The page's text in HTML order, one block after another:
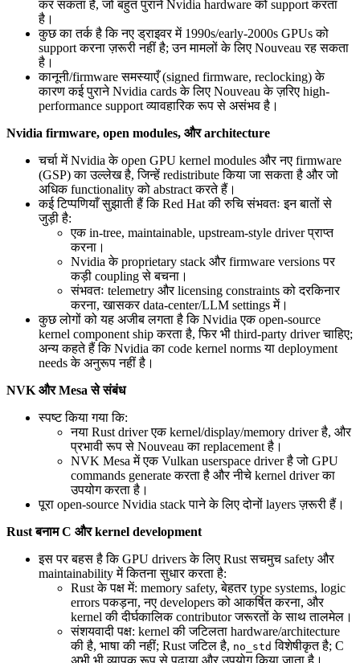
कर सकता है, जो बहुत पुराने Nvidia hardware को support करता
है।
कुछ का तर्क है कि नए ड्राइवर में 1990s/early-2000s GPUs को
support करना ज़रूरी नहीं है; उन मामलों के लिए Nouveau रह सकता
है।
कानूनी/firmware समस्याएँ (signed firmware, reclocking) के
कारण कई पुराने Nvidia cards के लिए Nouveau के ज़रिए high-
performance support व्यावहारिक रूप से असंभव है।
Nvidia firmware, open modules, और architecture
चर्चा में Nvidia के open GPU kernel modules और नए firmware
(GSP) का उल्लेख है, जिन्हें redistribute किया जा सकता है और जो
अधिक functionality को abstract करते हैं।
कई टिप्पणियाँ सुझाती हैं कि Red Hat की रुचि संभवतः इन बातों से
जुड़ी है:
एक in-tree, maintainable, upstream-style driver प्राप्त
करना।
Nvidia के proprietary stack और firmware versions पर
कड़ी coupling से बचना।
संभवतः telemetry और licensing constraints को दरकिनार
करना, खासकर data-center/LLM settings में।
कुछ लोगों को यह अजीब लगता है कि Nvidia एक open-source
kernel component ship करता है, फिर भी third-party driver चाहिए;
अन्य कहते हैं कि Nvidia का code kernel norms या deployment
needs के अनुरूप नहीं है।
NVK और Mesa से संबंध
स्पष्ट किया गया कि:
नया Rust driver एक kernel/display/memory driver है, और
प्रभावी रूप से Nouveau का replacement है।
NVK Mesa में एक Vulkan userspace driver है जो GPU
commands generate करता है और नीचे kernel driver का
उपयोग करता है।
पूरा open-source Nvidia stack पाने के लिए दोनों layers ज़रूरी हैं।
Rust बनाम C और kernel development
इस पर बहस है कि GPU drivers के लिए Rust सचमुच safety और
maintainability में कितना सुधार करता है:
Rust के पक्ष में: memory safety, बेहतर type systems, logic
errors पकड़ना, नए developers को आकर्षित करना, और
kernel की दीर्घकालिक contributor जरूरतों के साथ तालमेल।
संशयवादी पक्ष: kernel की जटिलता hardware/architecture
की है, भाषा की नहीं; Rust जटिल है, no_std विशेषीकृत है; C
अभी भी व्यापक रूप से पढ़ाया और उपयोग किया जाता है।